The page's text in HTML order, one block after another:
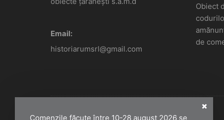
Comenzile făcute între 10-28 august 2026 se
Email:
historiarumsrl@gmail.com
Obiect
de